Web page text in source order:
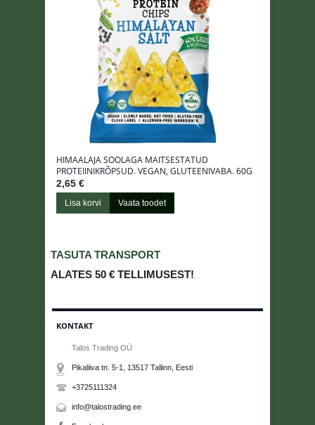
HIMAALAJA SOOLAGA MAITSESTATUD
PROTEIINIKRÕPSUD. VEGAN, GLUTEENIVABA. 60G
2,65 €
Lisa korvi Vaata toodet
TASUTA TRANSPORT
ALATES 50 € TELLIMUSEST!
KONTAKT
Talos Trading OÜ
Pikaliiva tn. 5-1, 13517 Tallinn , Eesti
+3725111324
info@talostrading.ee